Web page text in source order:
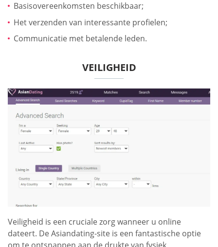
Basisovereenkomsten beschikbaar;
Het verzenden van interessante profielen;
Communicatie met betalende leden.
VEILIGHEID
Veiligheid is een cruciale zorg wanneer u online
dateert. De Asiandating-site is een fantastische optie